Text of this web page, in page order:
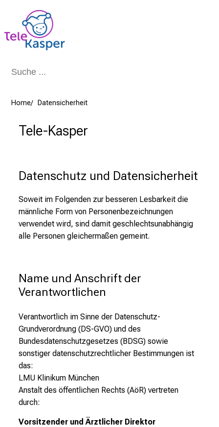
Home Datensicherheit
Tele-Kasper
Datenschutz und Datensicherheit
Soweit im Folgenden zur besseren Lesbarkeit die
männliche Form von Personenbezeichnungen
verwendet wird, sind damit geschlechtsunabhängig
alle Personen gleichermaßen gemeint.
Name und Anschrift der
Verantwortlichen
Verantwortlich im Sinne der Datenschutz-
Grundverordnung (DS-GVO) und des
Bundesdatenschutzgesetzes (BDSG) sowie
sonstiger datenschutzrechtlicher Bestimmungen ist
das:
LMU Klinikum München
Anstalt des öffentlichen Rechts (AöR) vertreten
durch:
Vorsitzender und Ärztlicher Direktor